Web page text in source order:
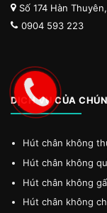
Số 174 Hàn
0904 593 223
DỊCH VỤ CỦA
Hút chân không
Hút chân không
Hút chân không
Hút chân không